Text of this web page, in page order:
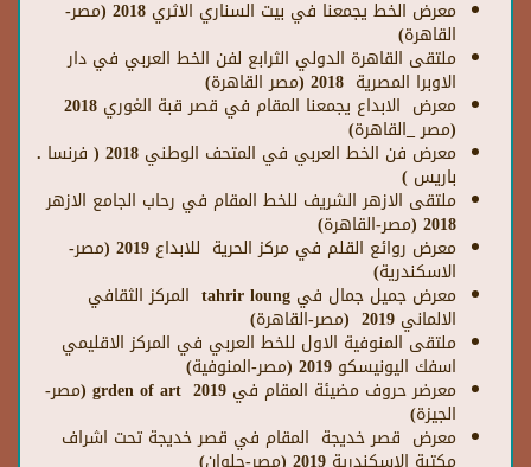
معرض الخط يجمعنا في بيت السناري الاثري 2018 (مصر-
القاهرة)
ملتقى القاهرة الدولي الثرابع لفن الخط العربي في دار
الاوبرا المصرية 2018 (مصر القاهرة)
معرض الابداع يجمعنا المقام في قصر قبة الغوري 2018
(مصر_القاهرة)
معرض فن الخط العربي في المتحف الوطني 2018 ( فرنسا .
باريس )
ملتقى الازهر الشريف للخط المقام في رحاب الجامع الازهر
2018 (مصر-القاهرة)
معرض روائع القلم في مركز الحرية للابداع 2019 (مصر-
الاسكندرية)
معرض جميل جمال في tahrir loung المركز الثقافي
الالماني 2019 (مصر-القاهرة)
ملتقى المنوفية الاول للخط العربي في المركز الاقليمي
اسفك اليونيسكو 2019 (مصر-المنوفية)
معرضر حروف مضيئة المقام في grden of art 2019 (مصر-
الجيزة)
معرض قصر خديجة المقام في قصر خديجة تحت اشراف